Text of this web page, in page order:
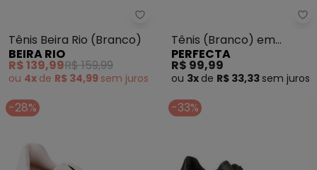
Beira Rio - Tênis Beira Rio
Tênis Beira Rio (Branco)
BEIRA RIO
R$ 139,99R$ 159,99
ou 4x de R$ 34,99 sem juros
Tênis (Branco) em
Sintético
PERFECTA
R$ 99,99
ou 3x de R$ 33,33 sem juros
-28% -33%